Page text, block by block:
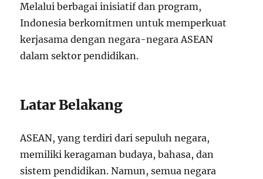
Melalui berbagai inisiatif dan program,
Indonesia berkomitmen untuk memperkuat
kerjasama dengan negara-negara ASEAN
dalam sektor pendidikan.
Latar Belakang
ASEAN, yang terdiri dari sepuluh negara,
memiliki keragaman budaya, bahasa, dan
sistem pendidikan. Namun, semua negara